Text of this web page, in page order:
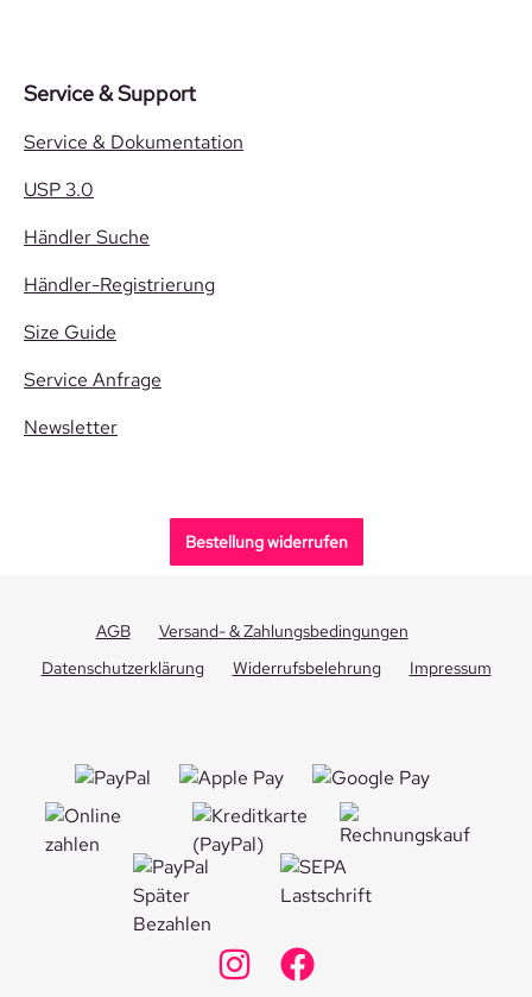
Service & Support
Service & Dokumentation
USP 3.0
Händler Suche
Händler-Registrierung
Size Guide
Service Anfrage
Newsletter
Bestellung widerrufen
AGB
Versand- & Zahlungsbedingungen
Datenschutzerklärung
Widerrufsbelehrung Impressum